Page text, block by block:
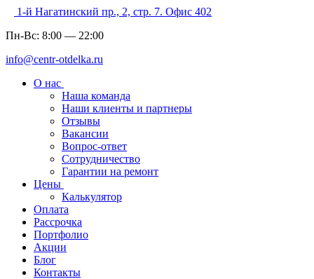
1-й Нагатинский пр., 2, стр. 7. Офис 402
Пн-Вс: 8:00 — 22:00
info@centr-otdelka.ru
О нас
Наша команда
Наши клиенты и партнеры
Отзывы
Вакансии
Вопрос-ответ
Сотрудничество
Гарантии на ремонт
Цены
Калькулятор
Оплата
Рассрочка
Портфолио
Акции
Блог
Контакты